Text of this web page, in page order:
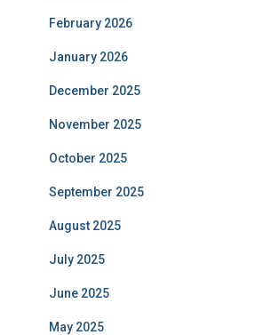
February 2026
January 2026
December 2025
November 2025
October 2025
September 2025
August 2025
July 2025
June 2025
May 2025